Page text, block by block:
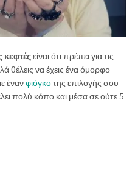
κεφτέςείναι ότι πρέπει για τις
θέλεις να έχεις ένα όμορφο
ένανφιόγκοτης επιλογής σου
πολύ κόπο και μέσα σε ούτε 5